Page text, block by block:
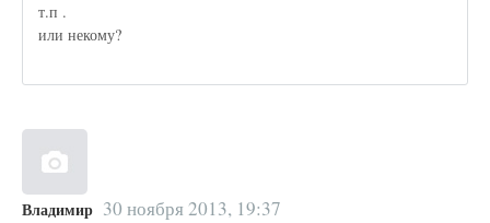
т.п .
или некому?
Владимир 30 ноября 2013, 19:37